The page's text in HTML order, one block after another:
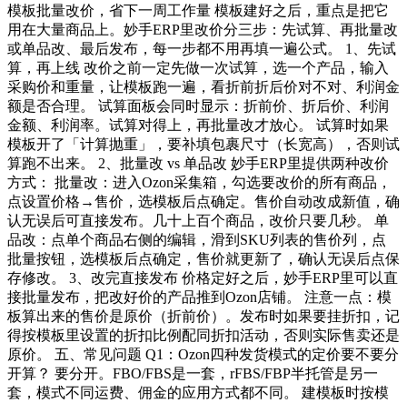
模板批量改价，省下一周工作量 模板建好之后，重点是把它
用在大量商品上。妙手ERP里改价分三步：先试算、再批量改
或单品改、最后发布，每一步都不用再填一遍公式。 1、先试
算，再上线 改价之前一定先做一次试算，选一个产品，输入
采购价和重量，让模板跑一遍，看折前折后价对不对、利润金
额是否合理。 试算面板会同时显示：折前价、折后价、利润
金额、利润率。试算对得上，再批量改才放心。 试算时如果
模板开了「计算抛重」，要补填包裹尺寸（长宽高），否则试
算跑不出来。 2、批量改 vs 单品改 妙手ERP里提供两种改价
方式： 批量改：进入Ozon采集箱，勾选要改价的所有商品，
点设置价格→售价，选模板后点确定。售价自动改成新值，确
认无误后可直接发布。几十上百个商品，改价只要几秒。 单
品改：点单个商品右侧的编辑，滑到SKU列表的售价列，点
批量按钮，选模板后点确定，售价就更新了，确认无误后点保
存修改。 3、改完直接发布 价格定好之后，妙手ERP里可以直
接批量发布，把改好价的产品推到Ozon店铺。 注意一点：模
板算出来的售价是原价（折前价）。发布时如果要挂折扣，记
得按模板里设置的折扣比例配同折扣活动，否则实际售卖还是
原价。 五、常见问题 Q1：Ozon四种发货模式的定价要不要分
开算？ 要分开。FBO/FBS是一套，rFBS/FBP半托管是另一
套，模式不同运费、佣金的应用方式都不同。 建模板时按模